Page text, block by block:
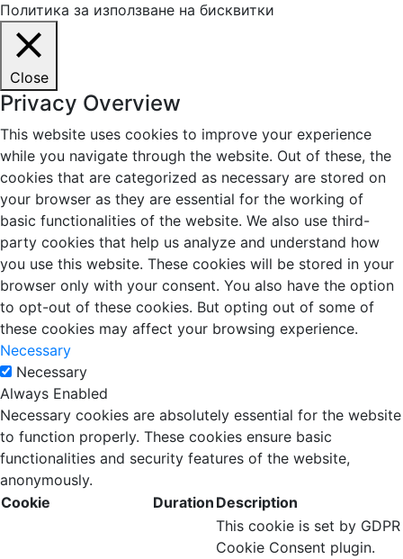
Политика за използване на бисквитки
Close
Privacy Overview
This website uses cookies to improve your experience
while you navigate through the website. Out of these, the
cookies that are categorized as necessary are stored on
your browser as they are essential for the working of
basic functionalities of the website. We also use third-
party cookies that help us analyze and understand how
you use this website. These cookies will be stored in your
browser only with your consent. You also have the option
to opt-out of these cookies. But opting out of some of
these cookies may affect your browsing experience.
Necessary
Necessary
Always Enabled
Necessary cookies are absolutely essential for the website
to function properly. These cookies ensure basic
functionalities and security features of the website,
anonymously.
Cookie
Duration Description
This cookie is set by GDPR
Cookie Consent plugin.